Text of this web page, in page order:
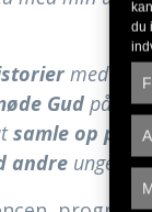
du
med din
Gud på en
samle op på
andre unge og